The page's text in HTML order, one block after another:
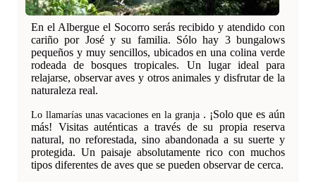
En el Albergue el Socorro serás recibido y atendido con
cariño por José y su familia. Sólo hay 3 bungalows
pequeños y muy sencillos, ubicados en una colina verde
rodeada de bosques tropicales. Un lugar ideal para
relajarse, observar aves y otros animales y disfrutar de la
naturaleza real.
Lo llamarías unas vacaciones en la granja. ¡Solo que es aún
más! Visitas auténticas a través de su propia reserva
natural, no reforestada, sino abandonada a su suerte y
protegida. Un paisaje absolutamente rico con muchos
tipos diferentes de aves que se pueden observar de cerca.